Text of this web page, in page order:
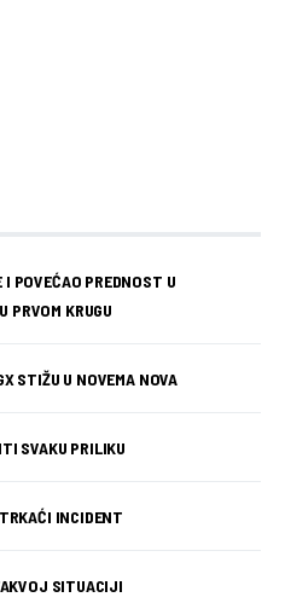
POVEĆAO PREDNOST U
PRVOM KRUGU
STIŽU U NOVEMA NOVA
SVAKU PRILIKU
INCIDENT
SITUACIJI